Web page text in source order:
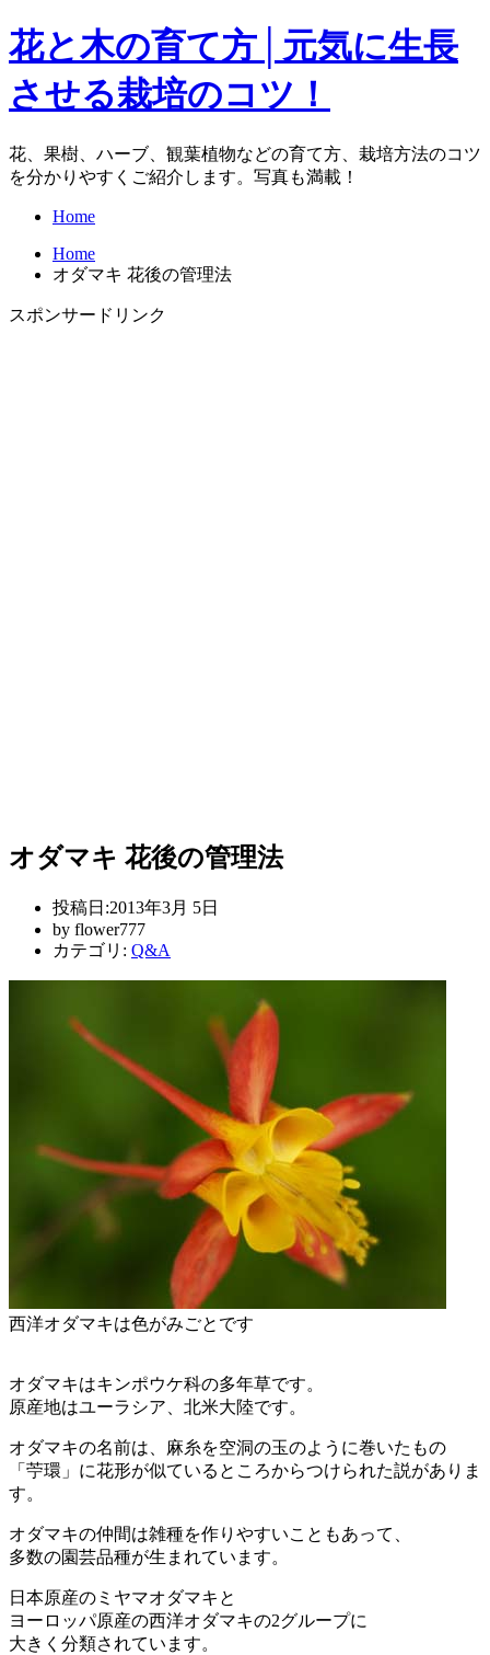
花と木の育て方│元気に生長
させる栽培のコツ！
花、果樹、ハーブ、観葉植物などの育て方、栽培方法のコツ
を分かりやすくご紹介します。写真も満載！
Home
Home
オダマキ 花後の管理法
スポンサードリンク
オダマキ 花後の管理法
投稿日:2013年3月 5日
by flower777
カテゴリ: Q&A
西洋オダマキは色がみごとです
オダマキはキンポウケ科の多年草です。
原産地はユーラシア、北米大陸です。
オダマキの名前は、麻糸を空洞の玉のように巻いたもの
「苧環」に花形が似ているところからつけられた説がありま
す。
オダマキの仲間は雑種を作りやすいこともあって、
多数の園芸品種が生まれています。
日本原産のミヤマオダマキと
ヨーロッパ原産の西洋オダマキの2グループに
大きく分類されています。